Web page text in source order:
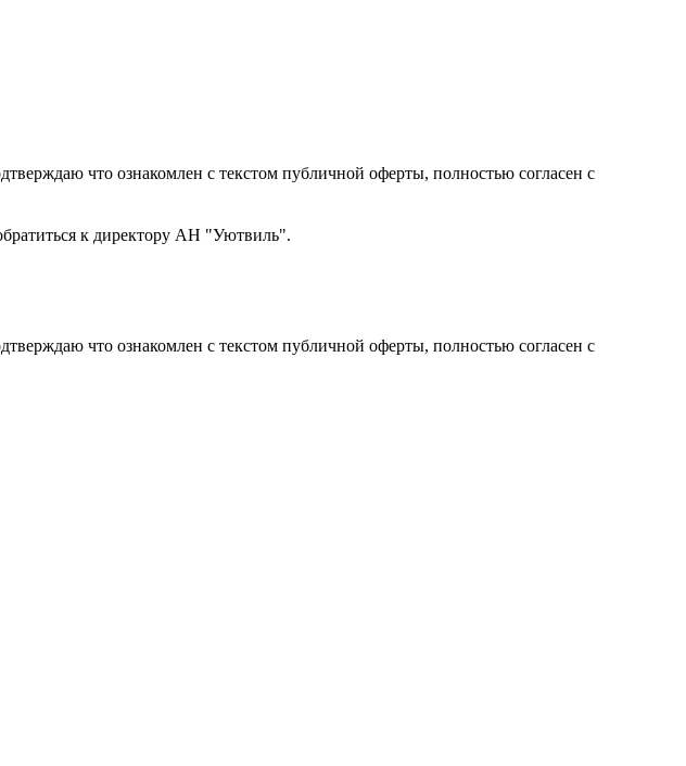
что ознакомлен с текстом публичной оферты, полностью согласен с
к директору АН "Уютвиль".
что ознакомлен с текстом публичной оферты, полностью согласен с